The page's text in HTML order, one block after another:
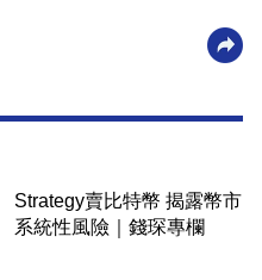
Strategy賣比特幣 揭露幣市
系統性風險｜錢琛專欄